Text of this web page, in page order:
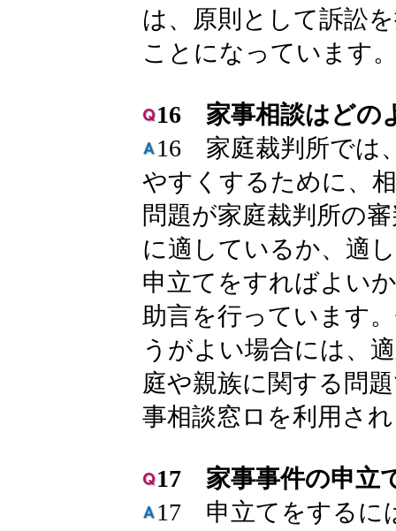
は、原則として訴訟
ことになっています
16 家事相談はどの
16 家庭裁判所では
やすくするために、
問題が家庭裁判所の
に適しているか、適
申立てをすればよい
助言を行っています
うがよい場合には、
庭や親族に関する問
事相談窓ロを利用さ
17 家事事件の申立
17 申立てをするに